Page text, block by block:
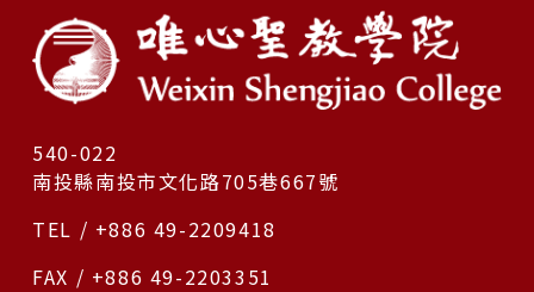
540-022
南投縣南投市文化路705巷667號
TEL / +886 49-2209418
FAX / +886 49-2203351